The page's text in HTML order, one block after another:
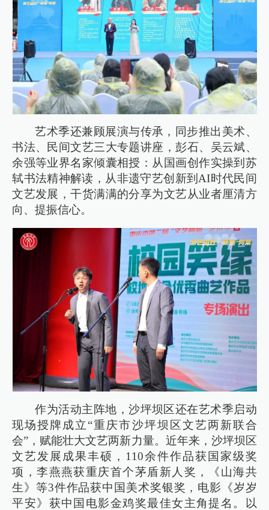
艺术季还兼顾展演与传承，同步推出美术、
书法、民间文艺三大专题讲座，彭石、吴云斌、
余强等业界名家倾囊相授：从国画创作实操到苏
轼书法精神解读，从非遗守艺创新到AI时代民间
文艺发展，干货满满的分享为文艺从业者厘清方
向、提振信心。
作为活动主阵地，沙坪坝区还在艺术季启动
现场授牌成立“重庆市沙坪坝区文艺两新联合
会”，赋能壮大文艺两新力量。近年来，沙坪坝区
文艺发展成果丰硕，110余件作品获国家级奖
项，李燕燕获重庆首个茅盾新人奖，《山海共
生》等3件作品获中国美术奖银奖，电影《岁岁
平安》获中国电影金鸡奖最佳女主角提名。以